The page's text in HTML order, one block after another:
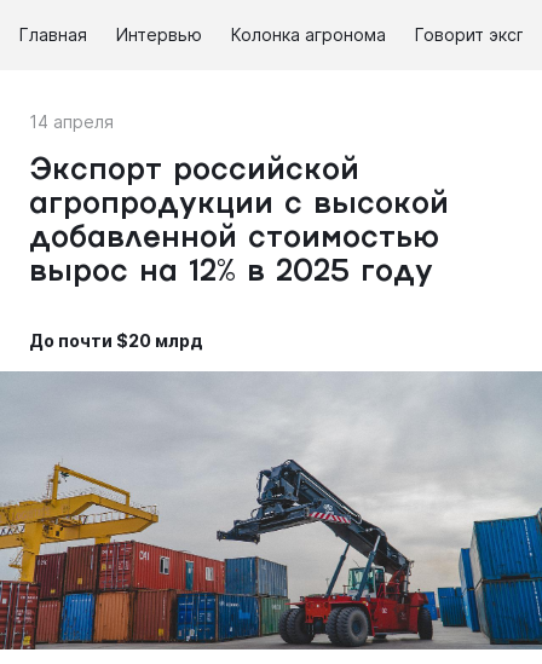
Главная Интервью Колонка агронома Говорит
14 апреля
Экспорт российской
агропродукции с высокой
добавленной стоимостью
вырос на 12% в 2025 году
До почти $20 млрд